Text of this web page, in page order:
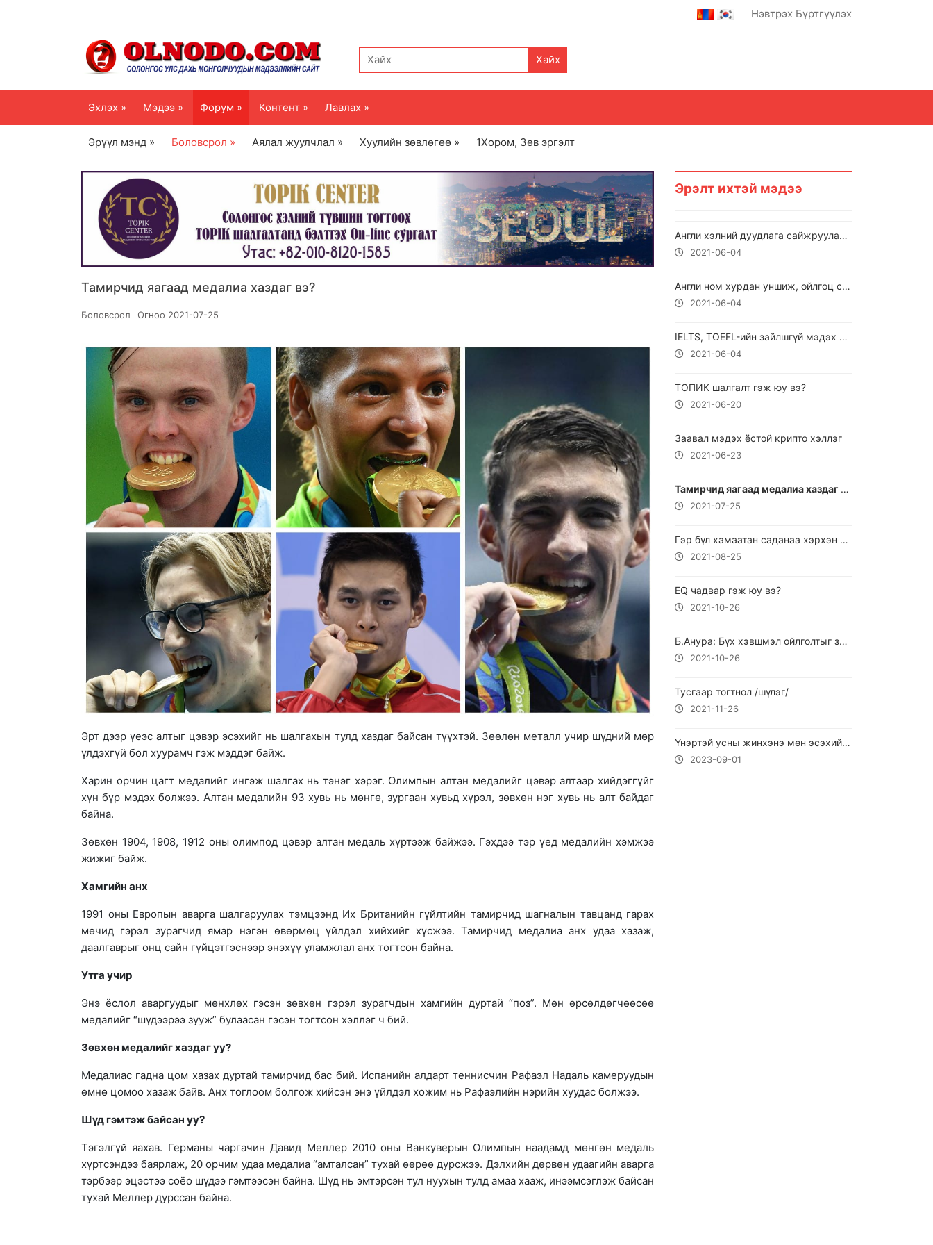
Нэвтрэх Бүртгүүлэх
Хайх
Эхлэх » Мэдээ » Форум » Контент » Лавлах »
Эрүүл мэнд » Боловсрол » Аялал жуулчлал » Хуулийн зөвлөгөө » 1Хором, Зөв эргэлт
Тамирчид яагаад медалиа хаздаг вэ?
Боловсрол Огноо 2021-07-25
Эрт дээр үеэс алтыг цэвэр эсэхийг нь шалгахын тулд хаздаг байсан түүхтэй. Зөөлөн металл учир шүдний мөр
үлдэхгүй бол хуурамч гэж мэддэг байж.
Харин орчин цагт медалийг ингэж шалгах нь тэнэг хэрэг. Олимпын алтан медалийг цэвэр алтаар хийдэггүйг
хүн бүр мэдэх болжээ. Алтан медалийн 93 хувь нь мөнгө, зургаан хувьд хүрэл, зөвхөн нэг хувь нь алт байдаг
байна.
Зөвхөн 1904, 1908, 1912 оны олимпод цэвэр алтан медаль хүртээж байжээ. Гэхдээ тэр үед медалийн хэмжээ
жижиг байж.
Хамгийн анх
1991 оны Европын аварга шалгаруулах тэмцээнд Их Британийн гүйлтийн тамирчид шагналын тавцанд гарах
мөчид гэрэл зурагчид ямар нэгэн өвөрмөц үйлдэл хийхийг хүсжээ. Тамирчид медалиа анх удаа хазаж,
даалгаврыг онц сайн гүйцэтгэснээр энэхүү уламжлал анх тогтсон байна.
Утга учир
Энэ ёслол аваргуудыг мөнхлөх гэсэн зөвхөн гэрэл зурагчдын хамгийн дуртай “поз”. Мөн өрсөлдөгчөөсөө
медалийг “шүдээрээ зууж” булаасан гэсэн тогтсон хэллэг ч бий.
Зөвхөн медалийг хаздаг уу?
Медалиас гадна цом хазах дуртай тамирчид бас бий. Испанийн алдарт теннисчин Рафаэл Надаль камеруудын
өмнө цомоо хазаж байв. Анх тоглоом болгож хийсэн энэ үйлдэл хожим нь Рафаэлийн нэрийн хуудас болжээ.
Шүд гэмтэж байсан уу?
Тэгэлгүй яахав. Германы чаргачин Давид Меллер 2010 оны Ванкуверын Олимпын наадамд мөнгөн медаль
хүртсэндээ баярлаж, 20 орчим удаа медалиа “амталсан” тухай өөрөө дурсжээ. Дэлхийн дөрвөн удаагийн аварга
тэрбээр эцэстээ соёо шүдээ гэмтээсэн байна. Шүд нь эмтэрсэн тул нуухын тулд амаа хааж, инээмсэглэж байсан
тухай Меллер дурссан байна.
Эрэлт ихтэй мэдээ
Англи хэлний дуудлага сайжруулах ОНЦЛОГ 3 сайт
2021-06-04
Англи ном хурдан уншиж, ойлгоц сайжруулах 10 арга
2021-06-04
IELTS, TOEFL-ийн зайлшгүй мэдэх шаардлагатай үгс
2021-06-04
ТОПИК шалгалт гэж юу вэ?
2021-06-20
Заавал мэдэх ёстой крипто хэллэг
2021-06-23
Тамирчид яагаад медалиа хаздаг вэ?
2021-07-25
Гэр бүл хамаатан саданаа хэрхэн зөв дуудах ( шинэ үг )
2021-08-25
EQ чадвар гэж юу вэ?
2021-10-26
Б.Анура: Бүх хэвшмэл ойлголтыг залуу үе өөрчилж чадна гэж боддог
2021-10-26
Тусгаар тогтнол /шүлэг/
2021-11-26
Үнэртэй усны жинхэнэ мөн эсэхийг хэрхэн ялгах вэ?
2023-09-01